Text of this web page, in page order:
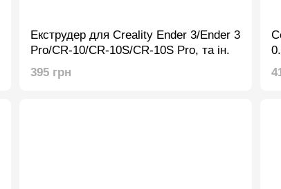
Екструдер для Creality Ender 3/Ender 3
Pro/CR-10/CR-10S/CR-10S Pro, та ін.
395 грн